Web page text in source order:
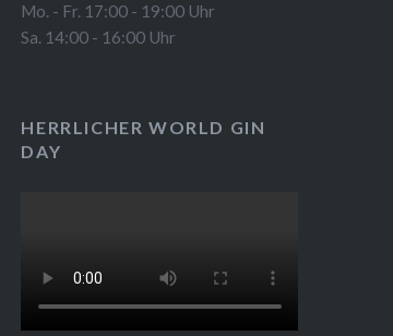
Mo. - Fr. 17:00 - 19:00 Uhr
Sa. 14:00 - 16:00 Uhr
HERRLICHER WORLD GIN
DAY